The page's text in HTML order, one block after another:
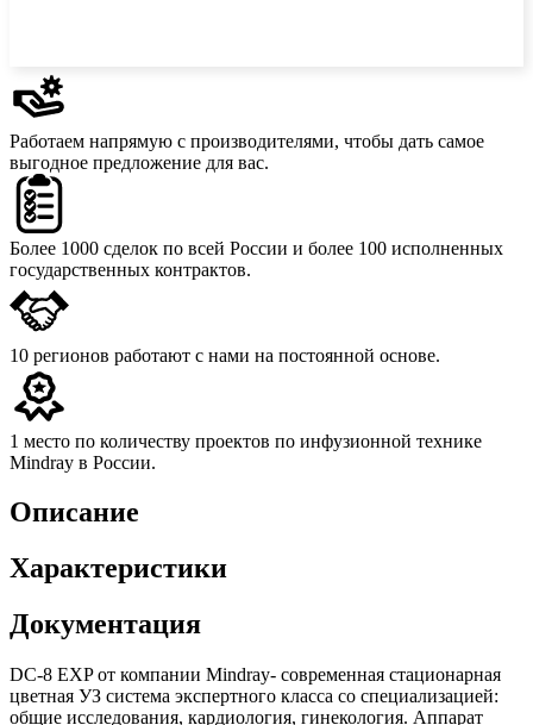
Работаем напрямую с производителями, чтобы дать самое
выгодное предложение для вас.
Более 1000 сделок по всей России и более 100 исполненных
государственных контрактов.
10 регионов работают с нами на постоянной основе.
1 место по количеству проектов по инфузионной технике
Mindray в России.
Описание
Характеристики
Документация
DC-8 EXP от компании Mindray- современная стационарная
цветная УЗ система экспертного класса со специализацией:
общие исследования, кардиология, гинекология. Аппарат